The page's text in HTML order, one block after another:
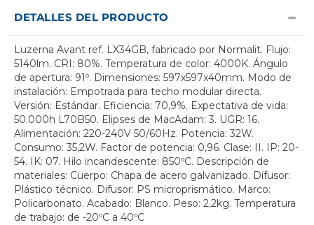
DETALLES DEL PRODUCTO
Luzerna Avant ref. LX34GB, fabricado por Normalit. Flujo:
5140lm. CRI: 80%. Temperatura de color: 4000K. Ángulo
de apertura: 91º. Dimensiones: 597x597x40mm. Modo de
instalación: Empotrada para techo modular directa.
Versión: Estándar. Eficiencia: 70,9%. Expectativa de vida:
50.000h L70B50. Elipses de MacAdam: 3. UGR: 16.
Alimentación: 220-240V 50/60Hz. Potencia: 32W.
Consumo: 35,2W. Factor de potencia: 0,96. Clase: II. IP: 20-
54. IK: 07. Hilo incandescente: 850ºC. Descripción de
materiales: Cuerpo: Chapa de acero galvanizado. Difusor:
Plástico técnico. Difusor: PS microprismático. Marco:
Policarbonato. Acabado: Blanco. Peso: 2,2kg. Temperatura
de trabajo: de -20ºC a 40ºC